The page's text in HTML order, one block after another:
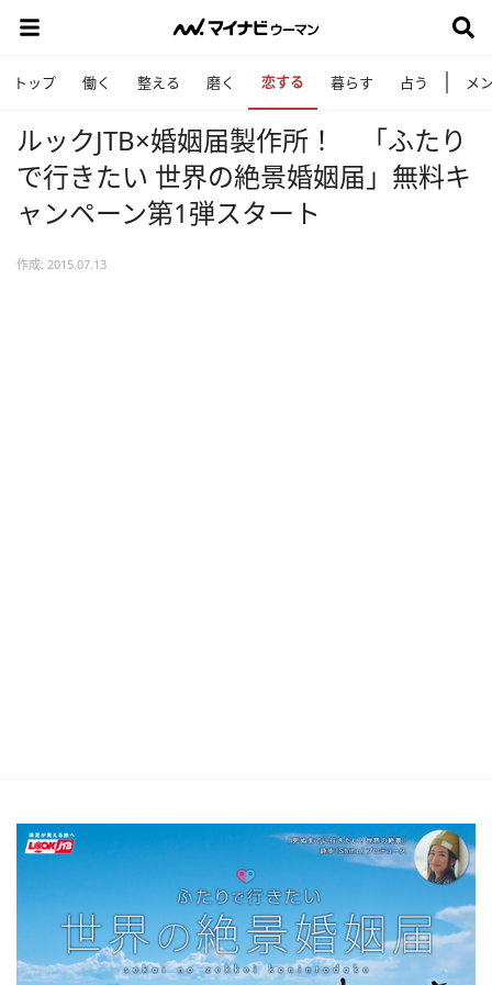
トップ 働く 整える 磨く 恋する 暮らす 占う メ
ルックJTB×婚姻届製作所！ 「ふたり
で行きたい 世界の絶景婚姻届」無料キ
ャンペーン第1弾スタート
作成: 2015.07.13